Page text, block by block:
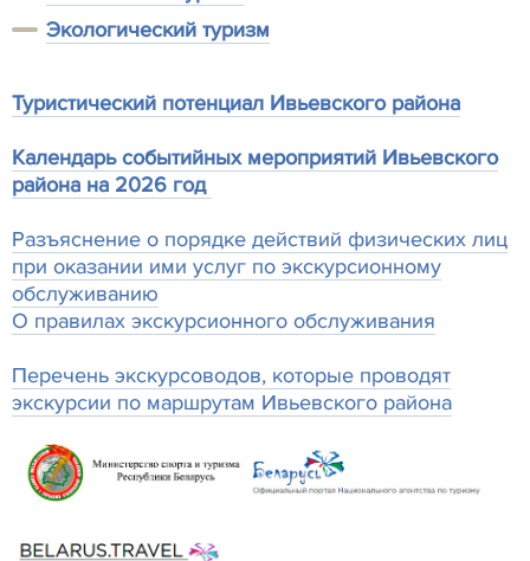
Экологический туризм
Туристический потенциал Ивьевского района
Календарь событийных мероприятий Ивьевского
района на 2026 год
Разъяснение о порядке действий физических лиц
при оказании ими услуг по экскурсионному
обслуживанию
О правилах экскурсионного обслуживания
Перечень экскурсоводов, которые проводят
экскурсии по маршрутам Ивьевского района